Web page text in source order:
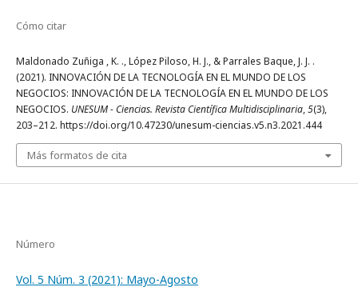
Cómo citar
Maldonado Zuñiga , K. ., López Piloso, H. J., & Parrales Baque, J. J. .
(2021). INNOVACIÓN DE LA TECNOLOGÍA EN EL MUNDO DE LOS
NEGOCIOS: INNOVACIÓN DE LA TECNOLOGÍA EN EL MUNDO DE LOS
NEGOCIOS. UNESUM - Ciencias. Revista Científica Multidisciplinaria,5(3),
203–212. https://doi.org/10.47230/unesum-ciencias.v5.n3.2021.444
Más formatos de cita
Número
Vol. 5 Núm. 3 (2021): Mayo-Agosto